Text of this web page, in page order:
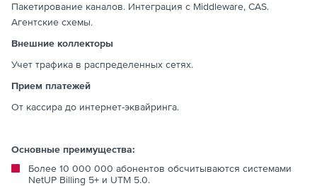
Пакетирование каналов. Интеграция с Middleware, CAS.
Агентские схемы.
Внешние коллекторы
Учет трафика в распределенных сетях.
Прием платежей
От кассира до интернет-эквайринга.
Основные преимущества:
Более 10 000 000 абонентов обсчитываются системами
NetUP Billing 5+ и UTM 5.0.